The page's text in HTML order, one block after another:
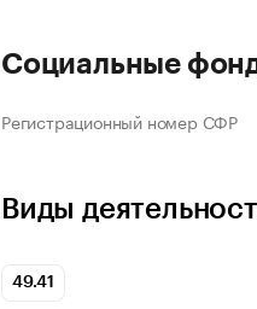
Социальные
Регистрационный номер СФР
Виды
49.41